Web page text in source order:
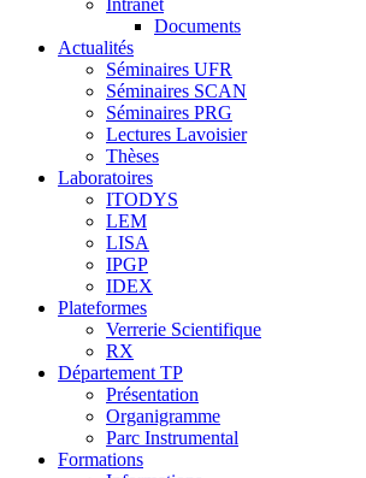
Intranet
Documents
Actualités
Séminaires UFR
Séminaires SCAN
Séminaires PRG
Lectures Lavoisier
Thèses
Laboratoires
ITODYS
LEM
LISA
IPGP
IDEX
Plateformes
Verrerie Scientifique
RX
Département TP
Présentation
Organigramme
Parc Instrumental
Formations